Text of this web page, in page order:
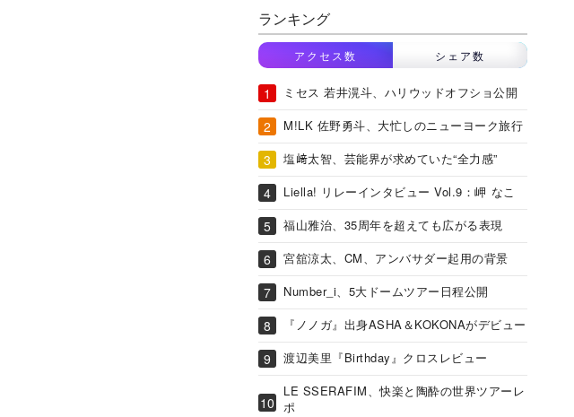
ランキング
アクセス数 シェア数
ミセス 若井滉斗、ハリウッドオフショ公開
M!LK 佐野勇斗、大忙しのニューヨーク旅行
塩﨑太智、芸能界が求めていた“全力感”
Liella! リレーインタビュー Vol.9：岬 なこ
福山雅治、35周年を超えても広がる表現
宮舘涼太、CM、アンバサダー起用の背景
Number_i、5大ドームツアー日程公開
『ノノガ』出身ASHA＆KOKONAがデビュー
渡辺美里『Birthday』クロスレビュー
LE SSERAFIM、快楽と陶酔の世界ツアーレ
ポ